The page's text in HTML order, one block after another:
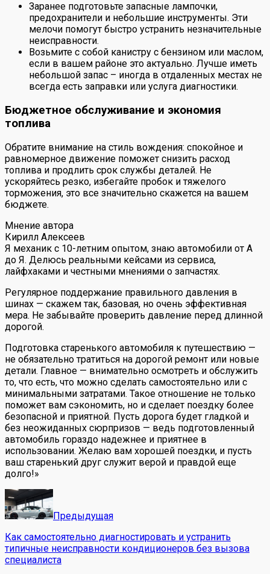
Заранее подготовьте запасные лампочки,
предохранители и небольшие инструменты. Эти
мелочи помогут быстро устранить незначительные
неисправности.
Возьмите с собой канистру с бензином или маслом,
если в вашем районе это актуально. Лучше иметь
небольшой запас – иногда в отдаленных местах не
всегда есть заправки или услуга диагностики.
Бюджетное обслуживание и экономия
топлива
Обратите внимание на стиль вождения: спокойное и
равномерное движение поможет снизить расход
топлива и продлить срок службы деталей. Не
ускоряйтесь резко, избегайте пробок и тяжелого
торможения, это все значительно скажется на вашем
бюджете.
Мнение автора
Кирилл Алексеев
Я механик с 10-летним опытом, знаю автомобили от А
до Я. Делюсь реальными кейсами из сервиса,
лайфхаками и честными мнениями о запчастях.
Регулярное поддержание правильного давления в
шинах — скажем так, базовая, но очень эффективная
мера. Не забывайте проверить давление перед длинной
дорогой.
Подготовка старенького автомобиля к путешествию —
не обязательно тратиться на дорогой ремонт или новые
детали. Главное — внимательно осмотреть и обслужить
то, что есть, что можно сделать самостоятельно или с
минимальными затратами. Такое отношение не только
поможет вам сэкономить, но и сделает поездку более
безопасной и приятной. Пусть дорога будет гладкой и
без неожиданных сюрпризов — ведь подготовленный
автомобиль гораздо надежнее и приятнее в
использовании. Желаю вам хорошей поездки, и пусть
ваш старенький друг служит верой и правдой еще
долго!»
Предыдущая
Как самостоятельно диагностировать и устранить
типичные неисправности кондиционеров без вызова
специалиста